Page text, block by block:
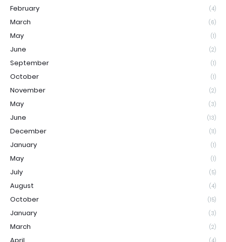
February (4)
March (6)
May (1)
June (2)
September (1)
October (1)
November (2)
May (3)
June (13)
December (11)
January (1)
May (1)
July (5)
August (4)
October (15)
January (3)
March (2)